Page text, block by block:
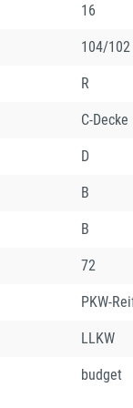
16
104/102
R
C-Decke
D
B
B
72
PKW-
LLKW
budget